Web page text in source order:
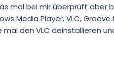
mal bei mir überprüft aber
Media Player, VLC, Groove
mal den VLC deinstallieren